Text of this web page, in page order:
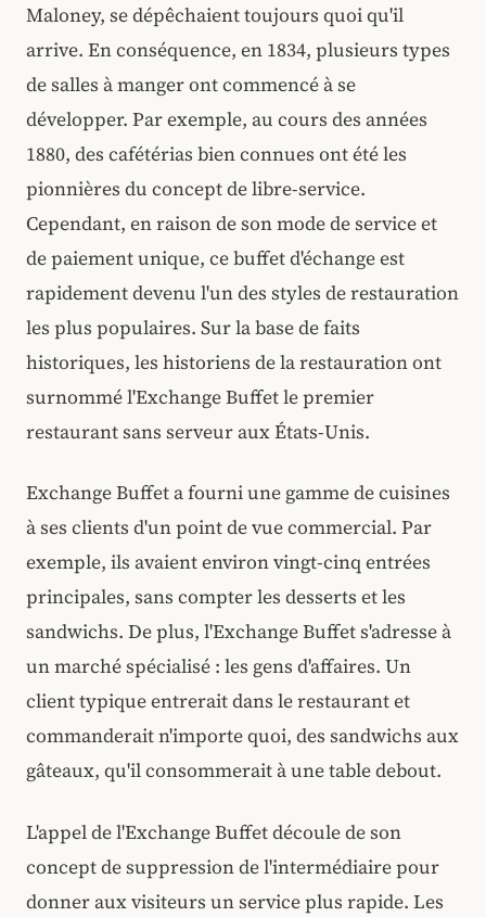
Maloney, se dépêchaient toujours quoi qu'il
arrive. En conséquence, en 1834, plusieurs types
de salles à manger ont commencé à se
développer. Par exemple, au cours des années
1880, des cafétérias bien connues ont été les
pionnières du concept de libre-service.
Cependant, en raison de son mode de service et
de paiement unique, ce buffet d'échange est
rapidement devenu l'un des styles de restauration
les plus populaires. Sur la base de faits
historiques, les historiens de la restauration ont
surnommé l'Exchange Buffet le premier
restaurant sans serveur aux États-Unis.
Exchange Buffet a fourni une gamme de cuisines
à ses clients d'un point de vue commercial. Par
exemple, ils avaient environ vingt-cinq entrées
principales, sans compter les desserts et les
sandwichs. De plus, l'Exchange Buffet s'adresse à
un marché spécialisé : les gens d'affaires. Un
client typique entrerait dans le restaurant et
commanderait n'importe quoi, des sandwichs aux
gâteaux, qu'il consommerait à une table debout.
L'appel de l'Exchange Buffet découle de son
concept de suppression de l'intermédiaire pour
donner aux visiteurs un service plus rapide. Les